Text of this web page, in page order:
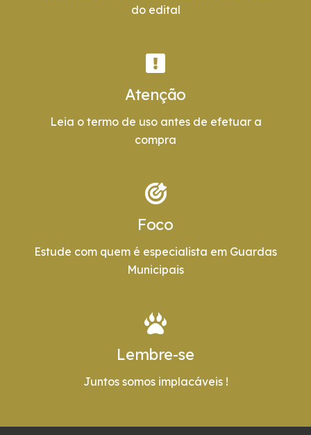
do edital
Atenção
Leia o termo de uso antes de efetuar a
compra
Foco
Estude com quem é especialista em Guardas
Municipais
Lembre-se
Juntos somos implacáveis !